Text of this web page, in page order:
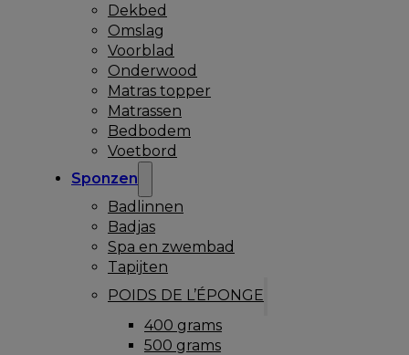
Dekbed
Omslag
Voorblad
Onderwood
Matras topper
Matrassen
Bedbodem
Voetbord
Sponzen
Badlinnen
Badjas
Spa en zwembad
Tapijten
POIDS DE L’ÉPONGE
400 grams
500 grams